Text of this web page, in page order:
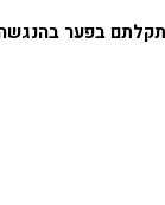
נתקלתם בפער